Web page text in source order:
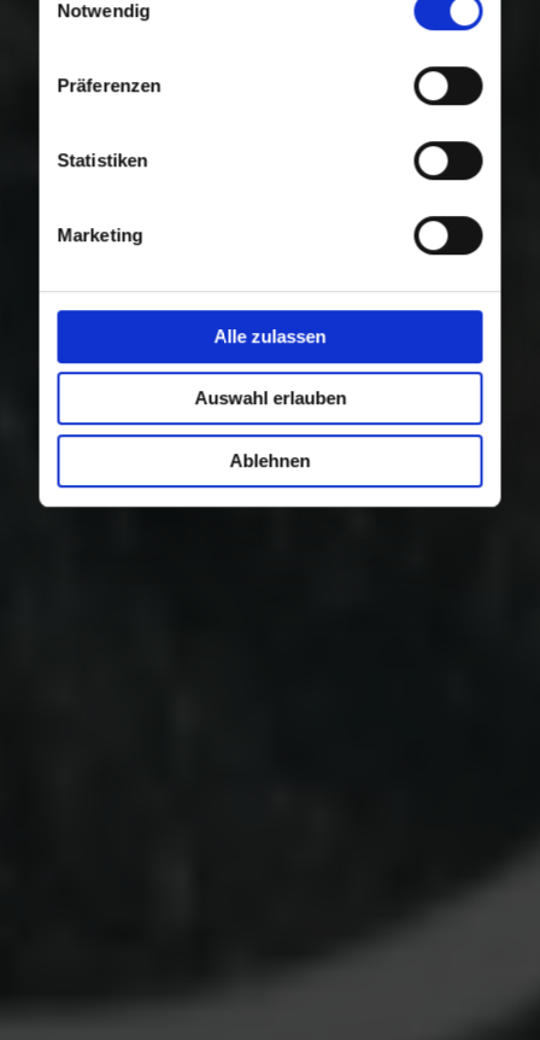
Nutzung der Dienste gesammelt haben.
Notwendig
Präferenzen
Statistiken
Marketing
Alle zulassen
Auswahl erlauben
Ablehnen